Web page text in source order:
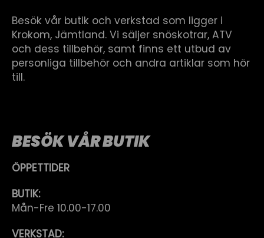
Besök vår butik och verkstad som ligger i
Krokom, Jämtland. Vi säljer snöskotrar, ATV
och dess tillbehör, samt finns ett utbud av
personliga tillbehör och andra artiklar som hör
till.
BESÖK VÅR BUTIK
ÖPPETTIDER
BUTIK:
Mån-Fre 10.00-17.00
VERKSTAD: